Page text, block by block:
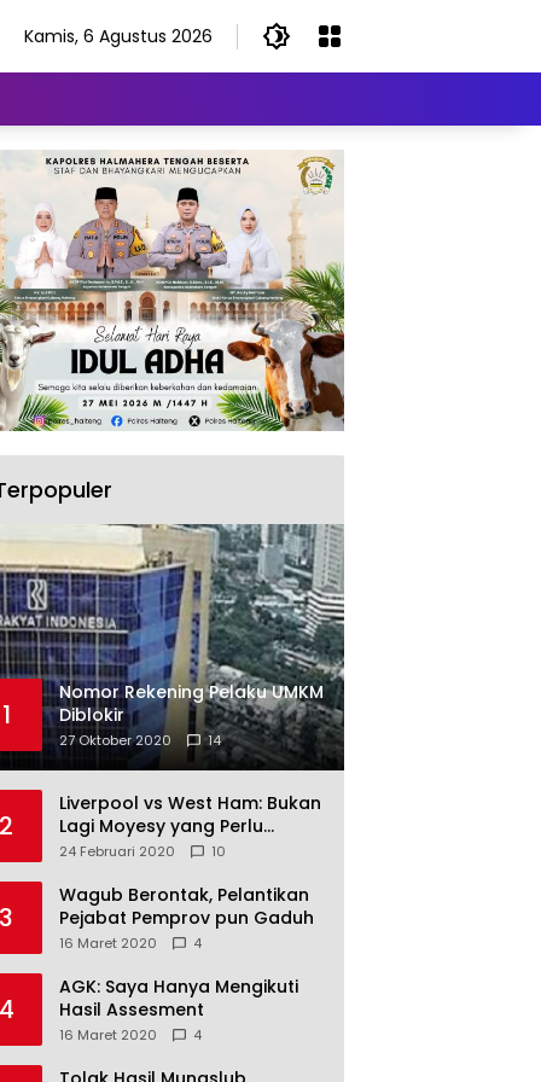
Kamis, 6 Agustus 2026
1
Nomor Rekening Pelaku UMKM
Diblokir
27 Oktober 2020 14
2
Liverpool vs West Ham: Bukan
Lagi Moyesy yang Perlu
Ditakuti
24 Februari 2020 10
3
Wagub Berontak, Pelantikan
Pejabat Pemprov pun Gaduh
16 Maret 2020 4
4
AGK: Saya Hanya Mengikuti
Hasil Assesment
16 Maret 2020 4